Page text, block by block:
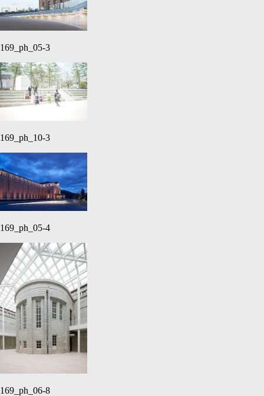
169_ph_05-3
169_ph_10-3
169_ph_05-4
169_ph_06-8